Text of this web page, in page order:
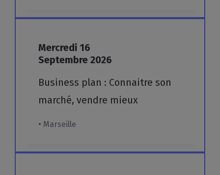
Mercredi 16
Septembre2026
Business plan : Connaitre son
marché, vendre mieux
• Marseille